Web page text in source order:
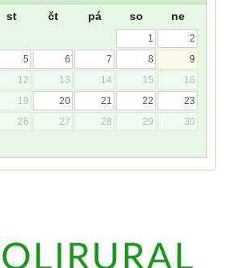
st čt pá so ne
1
2
5 6 7 8
9
12 13 14 15
16
19 20 21 22
23
26 27 28 29
30